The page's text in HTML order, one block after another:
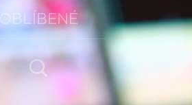
OBLÍBENÉ